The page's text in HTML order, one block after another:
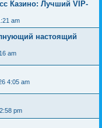
Казино: Лучший VIP-
am
настоящий
am
4:05 am
pm